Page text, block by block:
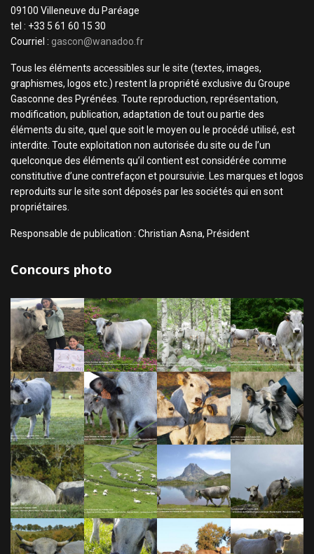
09100 Villeneuve du Paréage
tel : +33 5 61 60 15 30
Courriel : gascon@wanadoo.fr
Tous les éléments accessibles sur le site (textes, images,
graphismes, logos etc.) restent la propriété exclusive du Groupe
Gasconne des Pyrénées. Toute reproduction, représentation,
modification, publication, adaptation de tout ou partie des
éléments du site, quel que soit le moyen ou le procédé utilisé, est
interdite. Toute exploitation non autorisée du site ou de l’un
quelconque des éléments qu’il contient est considérée comme
constitutive d’une contrefaçon et poursuivie. Les marques et logos
reproduits sur le site sont déposés par les sociétés qui en sont
propriétaires.
Responsable de publication : Christian Asna, Président
Concours photo